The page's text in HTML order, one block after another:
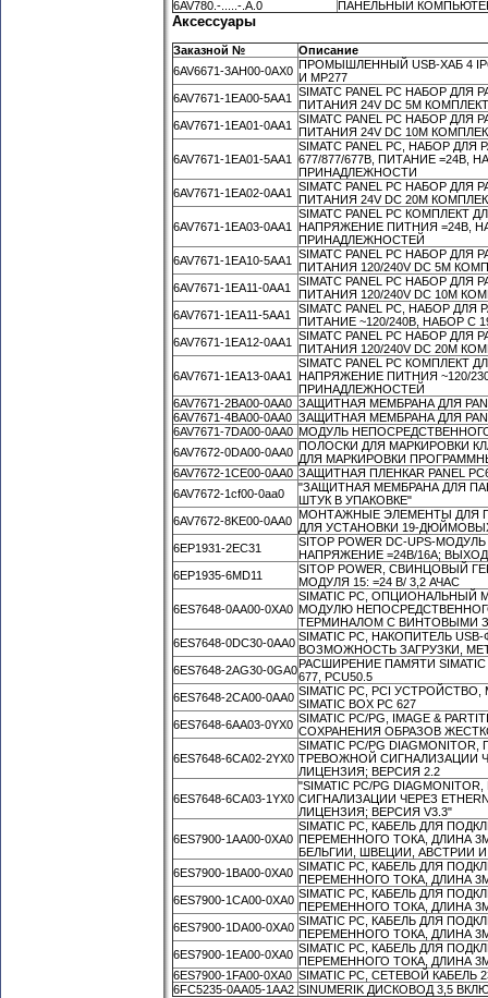
6AV780.-.....-.A.0 ПАНЕЛЬНЫЙ КОМПЬЮТЕР
Аксессуары
Заказной №
Описание
6AV6671-3AH00-0AX0 ПРОМЫШЛЕННЫЙ USB-ХАБ 4
И MP277
6AV7671-1EA00-5AA1 SIMATC PANEL PC НАБОР
ПИТАНИЯ 24V DC 5M
6AV7671-1EA01-0AA1 SIMATC PANEL PC НАБОР
ПИТАНИЯ 24V DC 10M
6AV7671-1EA01-5AA1
SIMATC PANEL PC, НАБОР
677/877/677B, ПИТАНИЕ
ПРИНАДЛЕЖНОСТИ
6AV7671-1EA02-0AA1 SIMATC PANEL PC НАБОР
ПИТАНИЯ 24V DC 20M
6AV7671-1EA03-0AA1
SIMATC PANEL PC КОМПЛЕКТ
НАПРЯЖЕНИЕ ПИТНИЯ =24В,
ПРИНАДЛЕЖНОСТЕЙ
6AV7671-1EA10-5AA1 SIMATC PANEL PC НАБОР
ПИТАНИЯ 120/240V DC 5M
6AV7671-1EA11-0AA1 SIMATC PANEL PC НАБОР
ПИТАНИЯ 120/240V DC 10M
6AV7671-1EA11-5AA1 SIMATC PANEL PC, НАБОР
ПИТАНИЕ ~120/240В, НАБОР
6AV7671-1EA12-0AA1 SIMATC PANEL PC НАБОР
ПИТАНИЯ 120/240V DC 20M
6AV7671-1EA13-0AA1
SIMATC PANEL PC КОМПЛЕКТ
НАПРЯЖЕНИЕ ПИТНИЯ ~120/
ПРИНАДЛЕЖНОСТЕЙ
6AV7671-2BA00-0AA0 ЗАЩИТНАЯ МЕМБРАНА ДЛЯ
6AV7671-4BA00-0AA0 ЗАЩИТНАЯ МЕМБРАНА ДЛЯ
6AV7671-7DA00-0AA0 МОДУЛЬ НЕПОСРЕДСТВЕННОГО
6AV7672-0DA00-0AA0 ПОЛОСКИ ДЛЯ МАРКИРОВКИ
ДЛЯ МАРКИРОВКИ
6AV7672-1CE00-0AA0 ЗАЩИТНАЯ ПЛЕНКАR PANEL
6AV7672-1cf00-0aa0
"ЗАЩИТНАЯ МЕМБРАНА ДЛЯ
ШТУК В УПАКОВКЕ"
6AV7672-8KE00-0AA0 МОНТАЖНЫЕ ЭЛЕМЕНТЫ ДЛЯ
ДЛЯ УСТАНОВКИ 19-
6EP1931-2EC31
SITOP POWER DC-UPS-
НАПРЯЖЕНИЕ =24В/16А; ВЫХОД
6EP1935-6MD11
SITOP POWER, СВИНЦОВЫЙ
МОДУЛЯ 15: =24 В/ 3,2 АЧАС
6ES7648-0AA00-0XA0
SIMATIC PC,
МОДУЛЮ
ТЕРМИНАЛОМ С ВИНТОВЫМИ
6ES7648-0DC30-0AA0 SIMATIC PC, НАКОПИТЕЛЬ
ВОЗМОЖНОСТЬ ЗАГРУЗКИ,
6ES7648-2AG30-0GA0 РАСШИРЕНИЕ ПАМЯТИ SIMATIC
677, PCU50.5
6ES7648-2CA00-0AA0 SIMATIC PC, PCI
SIMATIC BOX PC 627
6ES7648-6AA03-0YX0 SIMATIC PC/PG, IMAGE &
СОХРАНЕНИЯ ОБРАЗОВ
6ES7648-6CA02-2YX0
SIMATIC PC/PG
ТРЕВОЖНОЙ СИГНАЛИЗАЦИИ
ЛИЦЕНЗИЯ; ВЕРСИЯ 2.2
6ES7648-6CA03-1YX0
"SIMATIC PC/PG
СИГНАЛИЗАЦИИ ЧЕРЕЗ
ЛИЦЕНЗИЯ; ВЕРСИЯ V3.3"
6ES7900-1AA00-0XA0
SIMATIC PC, КАБЕЛЬ ДЛЯ
ПЕРЕМЕННОГО ТОКА, ДЛИНА
БЕЛЬГИИ, ШВЕЦИИ, АВСТРИИ
6ES7900-1BA00-0XA0 SIMATIC PC, КАБЕЛЬ ДЛЯ
ПЕРЕМЕННОГО ТОКА, ДЛИНА
6ES7900-1CA00-0XA0 SIMATIC PC, КАБЕЛЬ ДЛЯ
ПЕРЕМЕННОГО ТОКА, ДЛИНА
6ES7900-1DA00-0XA0 SIMATIC PC, КАБЕЛЬ ДЛЯ
ПЕРЕМЕННОГО ТОКА, ДЛИНА
6ES7900-1EA00-0XA0 SIMATIC PC, КАБЕЛЬ ДЛЯ
ПЕРЕМЕННОГО ТОКА, ДЛИНА
6ES7900-1FA00-0XA0 SIMATIC PC, СЕТЕВОЙ КАБЕЛЬ
6FC5235-0AA05-1AA2 SINUMERIK ДИСКОВОД 3,5